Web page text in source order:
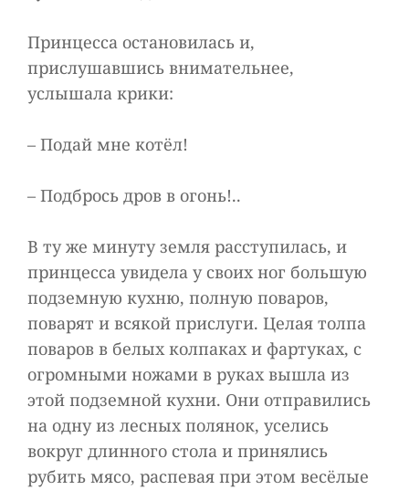
Принцесса остановилась и,
прислушавшись внимательнее,
услышала крики:
– Подай мне котёл!
– Подбрось дров в огонь!..
В ту же минуту земля расступилась, и
принцесса увидела у своих ног большую
подземную кухню, полную поваров,
поварят и всякой прислуги. Целая толпа
поваров в белых колпаках и фартуках, с
огромными ножами в руках вышла из
этой подземной кухни. Они отправились
на одну из лесных полянок, уселись
вокруг длинного стола и принялись
рубить мясо, распевая при этом весёлые